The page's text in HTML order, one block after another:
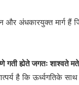
और अंधकारयुक्त मार्ग हैं
गती ह्येते जगतः शाश्वते
है कि ऊर्ध्वगतिके